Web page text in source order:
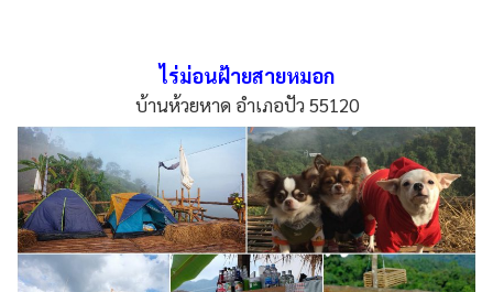
ไร่ม่อนฝ้ายสายหมอก
บ้านห้วยหาด อำเภอปัว 55120